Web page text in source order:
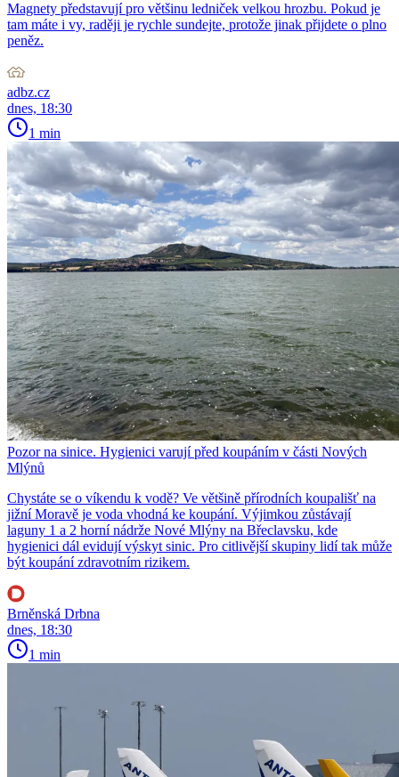
Magnety představují pro většinu ledniček velkou hrozbu. Pokud je
tam máte i vy, raději je rychle sundejte, protože jinak přijdete o plno
peněz.
adbz.cz
dnes, 18:30
1 min
Pozor na sinice. Hygienici varují před koupáním v části Nových
Mlýnů
Chystáte se o víkendu k vodě? Ve většině přírodních koupališť na
jižní Moravě je voda vhodná ke koupání. Výjimkou zůstávají
laguny 1 a 2 horní nádrže Nové Mlýny na Břeclavsku, kde
hygienici dál evidují výskyt sinic. Pro citlivější skupiny lidí tak může
být koupání zdravotním rizikem.
Brněnská Drbna
dnes, 18:30
1 min